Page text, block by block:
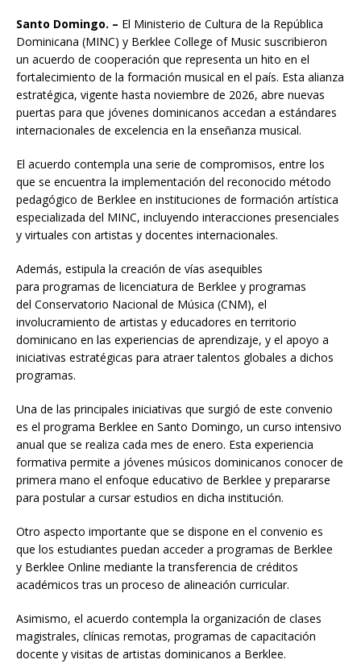
Santo Domingo. – El Ministerio de Cultura de la República
Dominicana (MINC) y Berklee College of Music suscribieron
un acuerdo de cooperación que representa un hito en el
fortalecimiento de la formación musical en el país. Esta alianza
estratégica, vigente hasta noviembre de 2026, abre nuevas
puertas para que jóvenes dominicanos accedan a estándares
internacionales de excelencia en la enseñanza musical.
El acuerdo contempla una serie de compromisos, entre los
que se encuentra la implementación del reconocido método
pedagógico de Berklee en instituciones de formación artística
especializada del MINC, incluyendo interacciones presenciales
y virtuales con artistas y docentes internacionales.
Además, estipula la creación de vías asequibles
para programas de licenciatura de Berklee y programas
del Conservatorio Nacional de Música (CNM), el
involucramiento de artistas y educadores en territorio
dominicano en las experiencias de aprendizaje, y el apoyo a
iniciativas estratégicas para atraer talentos globales a dichos
programas.
Una de las principales iniciativas que surgió de este convenio
es el programa Berklee en Santo Domingo, un curso intensivo
anual que se realiza cada mes de enero. Esta experiencia
formativa permite a jóvenes músicos dominicanos conocer de
primera mano el enfoque educativo de Berklee y prepararse
para postular a cursar estudios en dicha institución.
Otro aspecto importante que se dispone en el convenio es
que los estudiantes puedan acceder a programas de Berklee
y Berklee Online mediante la transferencia de créditos
académicos tras un proceso de alineación curricular.
Asimismo, el acuerdo contempla la organización de clases
magistrales, clínicas remotas, programas de capacitación
docente y visitas de artistas dominicanos a Berklee.